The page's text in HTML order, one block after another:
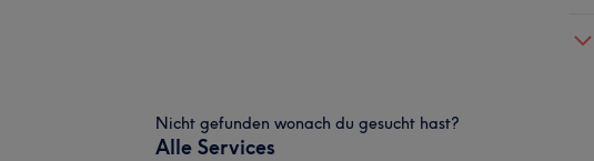
Nicht gefunden wonach du gesucht hast?
Alle Services